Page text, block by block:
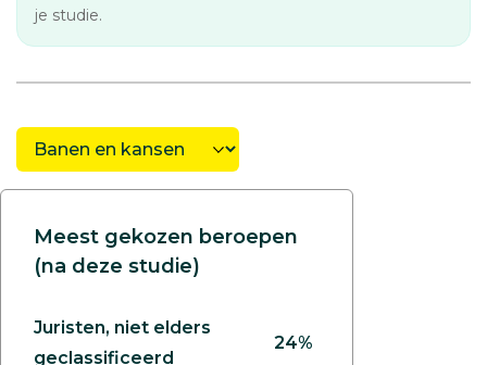
je studie.
Meest gekozen beroepen
(na deze studie)
Juristen, niet elders
geclassificeerd
24%